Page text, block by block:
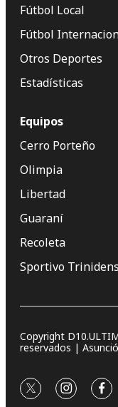
Fútbol Local
Fútbol
Otros Deportes
Estadísticas
Equipos
Cerro Porteño
Olimpia
Libertad
Guaraní
Recoleta
Sportivo
Copyright
reservados |
twitter